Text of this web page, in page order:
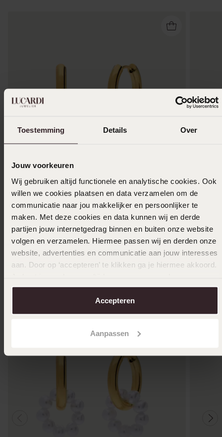
Toestemming Details Over
Jouw voorkeuren
Wij gebruiken altijd functionele en analytische cookies. Ook
willen we cookies plaatsen en data verzamelen om de
communicatie naar jou makkelijker en persoonlijker te
maken. Met deze cookies en data kunnen wij en derde
partijen jouw internetgedrag binnen en buiten onze website
volgen en verzamelen. Hiermee passen wij en derden onze
website, advertenties en communicatie aan jouw interesses
aan. Door op ‘accepteren’ te klikken ga je hiermee akkoord.
over in onscookiebeleid.
Accepteren
Aanpassen
Stainless steel oorringen met parel voor
dames
24 99
Nieuw
dames
24 99
Nieuw
Anderen kochten ook